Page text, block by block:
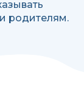
родителям.